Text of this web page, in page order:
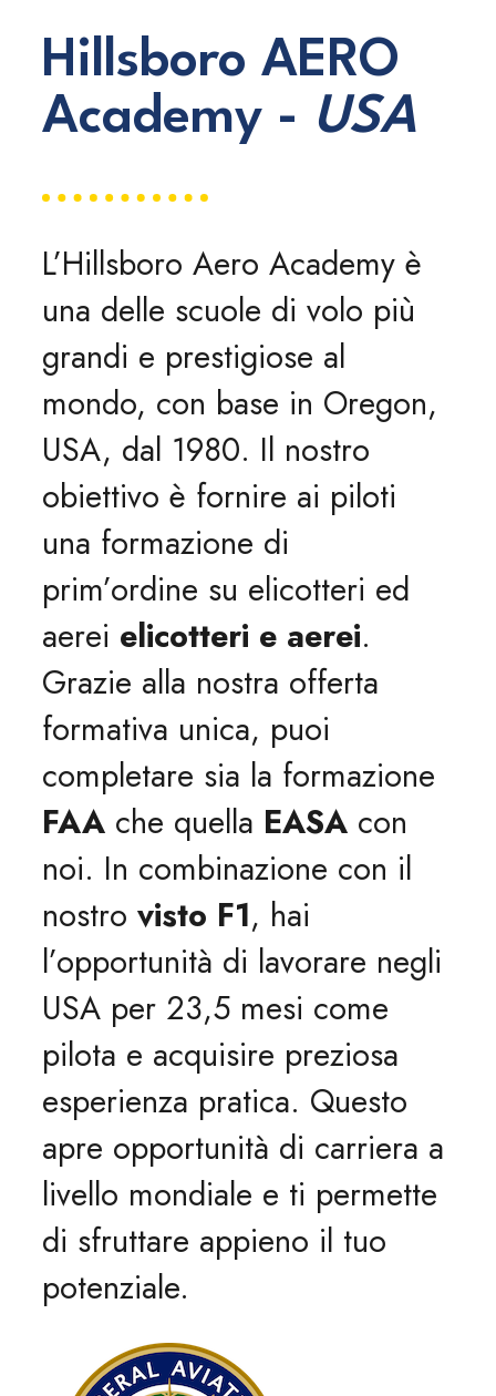
Hillsboro AERO
Academy - USA
L’Hillsboro Aero Academy è
una delle scuole di volo più
grandi e prestigiose al
mondo, con base in Oregon,
USA, dal 1980. Il nostro
obiettivo è fornire ai piloti
una formazione di
prim’ordine su elicotteri ed
aerei elicotteri e aerei.
Grazie alla nostra offerta
formativa unica, puoi
completare sia la formazione
FAA che quella EASA con
noi. In combinazione con il
nostro visto F1, hai
l’opportunità di lavorare negli
USA per 23,5 mesi come
pilota e acquisire preziosa
esperienza pratica. Questo
apre opportunità di carriera a
livello mondiale e ti permette
di sfruttare appieno il tuo
potenziale.